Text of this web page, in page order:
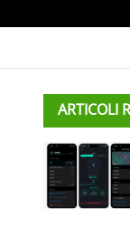
ARTICOLI